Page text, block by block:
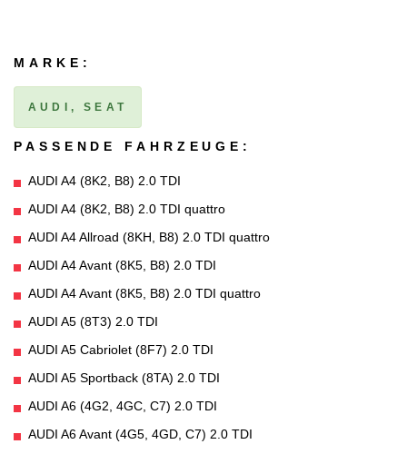
MARKE:
AUDI, SEAT
PASSENDE FAHRZEUGE:
AUDI A4 (8K2, B8) 2.0 TDI
AUDI A4 (8K2, B8) 2.0 TDI quattro
AUDI A4 Allroad (8KH, B8) 2.0 TDI quattro
AUDI A4 Avant (8K5, B8) 2.0 TDI
AUDI A4 Avant (8K5, B8) 2.0 TDI quattro
AUDI A5 (8T3) 2.0 TDI
AUDI A5 Cabriolet (8F7) 2.0 TDI
AUDI A5 Sportback (8TA) 2.0 TDI
AUDI A6 (4G2, 4GC, C7) 2.0 TDI
AUDI A6 Avant (4G5, 4GD, C7) 2.0 TDI